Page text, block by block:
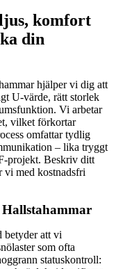
komfort
din
hjälper vi dig att
U-värde, rätt storlek
Vi arbetar
vilket förkortar
omfattar tydlig
– lika tryggt
projekt. Beskriv ditt
vi med kostnadsfri
Hallstahammar
betyder att vi
som ofta
statuskontroll: